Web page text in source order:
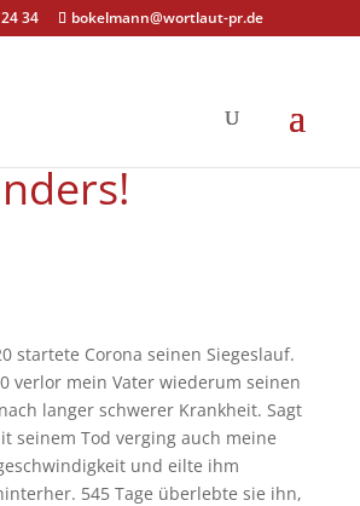
34 bokelmann@wortlaut-pr.de
startete Corona seinen Siegeslauf.
verlor mein Vater wiederum seinen
langer schwerer Krankheit. Sagt
seinem Tod verging auch meine
und eilte ihm
545 Tage überlebte sie ihn,